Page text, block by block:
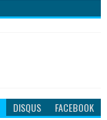
DISQUS FACEBOOK